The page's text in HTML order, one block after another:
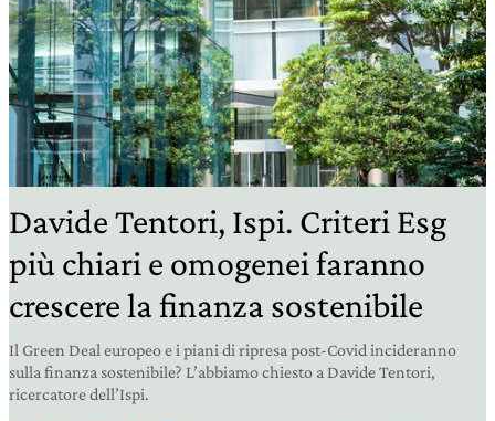
Davide Tentori, Ispi. Criteri Esg
più chiari e omogenei faranno
crescere la finanza sostenibile
Il Green Deal europeo e i piani di ripresa post-Covid incideranno
sulla finanza sostenibile? L’abbiamo chiesto a Davide Tentori,
ricercatore dell’Ispi.